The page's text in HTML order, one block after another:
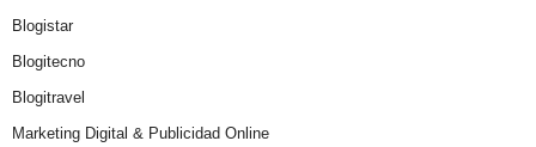
Blogistar
Blogitecno
Blogitravel
Marketing Digital & Publicidad Online